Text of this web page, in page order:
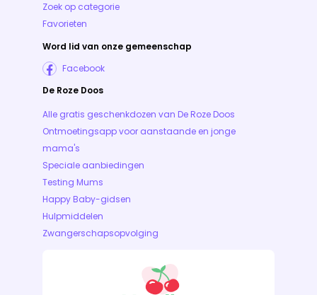
Zoek op categorie
Favorieten
Word lid van onze gemeenschap
Facebook
De Roze Doos
Alle gratis geschenkdozen van De Roze Doos
Ontmoetingsapp voor aanstaande en jonge
mama's
Speciale aanbiedingen
Testing Mums
Happy Baby-gidsen
Hulpmiddelen
Zwangerschapsopvolging